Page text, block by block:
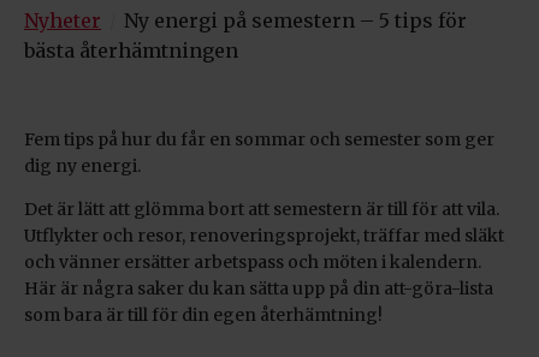
Nyheter
Ny energi på semestern – 5 tips för
bästa återhämtningen
Fem tips på hur du får en sommar och semester som ger
dig ny energi.
Det är lätt att glömma bort att semestern är till för att vila.
Utflykter och resor, renoveringsprojekt, träffar med släkt
och vänner ersätter arbetspass och möten i kalendern.
Här är några saker du kan sätta upp på din att-göra-lista
som bara är till för din egen återhämtning!